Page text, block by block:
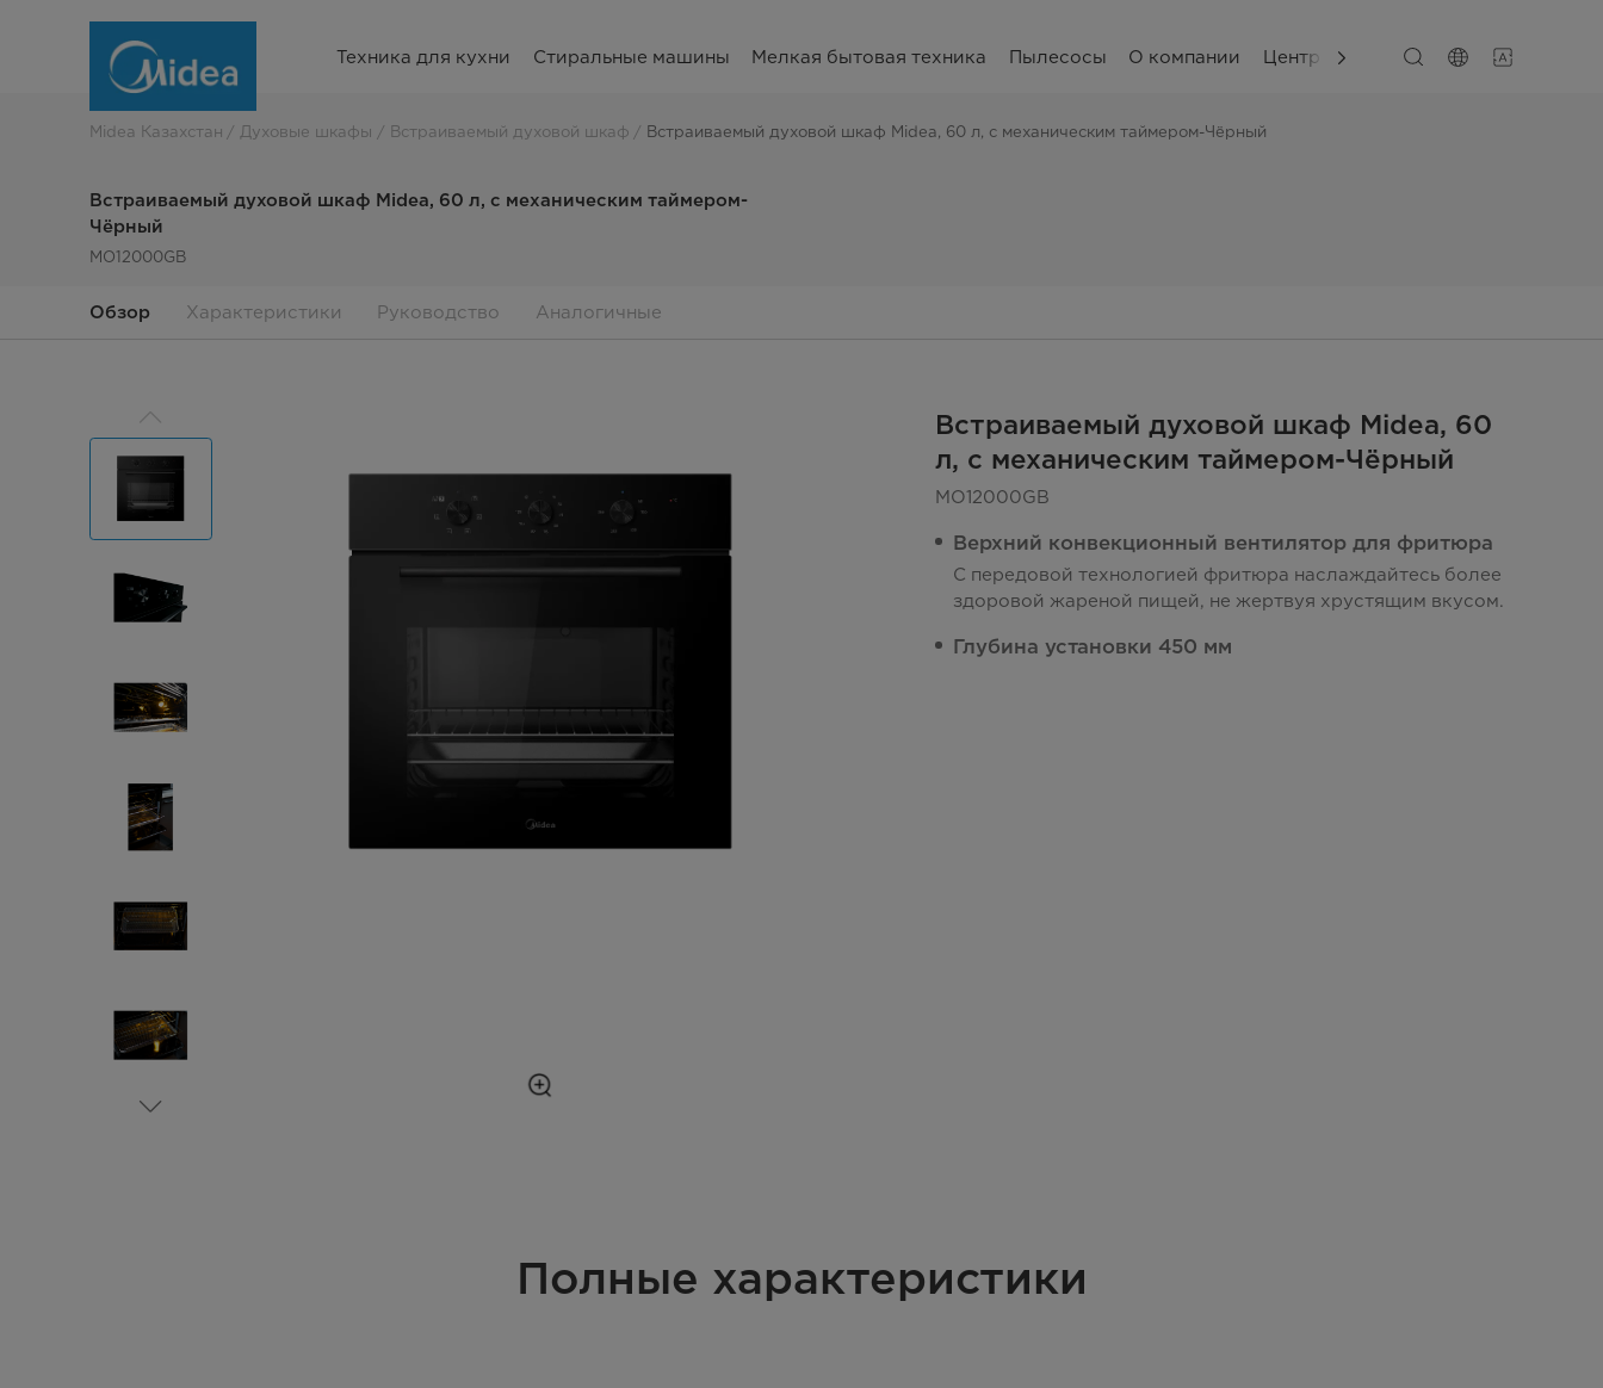
Встраиваемый
духовой
Техника для кухни Стиральные машины Мелкая бытовая техника Пылесосы О компании Центр поддержки
Midea Казахстан Духовые шкафы Встраиваемый духовой шкаф Встраиваемый духовой шкаф Midea, 60 л, с механическим таймером-Чёрный
Встраиваемый духовой шкаф Midea, 60 л, с механическим таймером-
Чёрный
MO12000GB
Обзор Характеристики Руководство Аналогичные
Встраиваемый духовой шкаф Midea, 60
л, с механическим таймером-Чёрный
MO12000GB
Верхний конвекционный вентилятор для фритюра
С передовой технологией фритюра наслаждайтесь более
здоровой жареной пищей, не жертвуя хрустящим вкусом.
Глубина установки 450 мм
Полные характеристики